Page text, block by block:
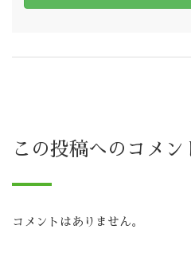
この投稿へのコメン
コメントはありません。